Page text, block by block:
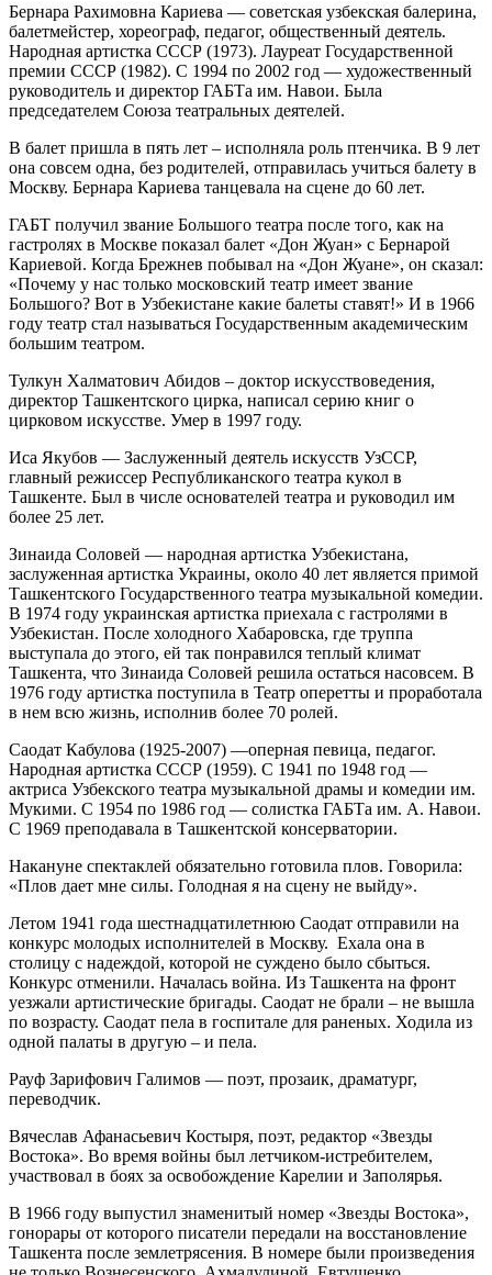
Бернара Рахимовна Кариева — советская узбекская балерина,
балетмейстер, хореограф, педагог, общественный деятель.
Народная артистка СССР (1973). Лауреат Государственной
премии СССР (1982). С 1994 по 2002 год — художественный
руководитель и директор ГАБТа им. Навои. Была
председателем Союза театральных деятелей.
В балет пришла в пять лет – исполняла роль птенчика. В 9 лет
она совсем одна, без родителей, отправилась учиться балету в
Москву. Бернара Кариева танцевала на сцене до 60 лет.
ГАБТ получил звание Большого театра после того, как на
гастролях в Москве показал балет «Дон Жуан» с Бернарой
Кариевой. Когда Брежнев побывал на «Дон Жуане», он сказал:
«Почему у нас только московский театр имеет звание
Большого? Вот в Узбекистане какие балеты ставят!» И в 1966
году театр стал называться Государственным академическим
большим театром.
Тулкун Халматович Абидов – доктор искусствоведения,
директор Ташкентского цирка, написал серию книг о
цирковом искусстве. Умер в 1997 году.
Иса Якубов — Заслуженный деятель искусств УзССР,
главный режиссер Республиканского театра кукол в
Ташкенте. Был в числе основателей театра и руководил им
более 25 лет.
Зинаида Соловей — народная артистка Узбекистана,
заслуженная артистка Украины, около 40 лет является примой
Ташкентского Государственного театра музыкальной комедии.
В 1974 году украинская артистка приехала с гастролями в
Узбекистан. После холодного Хабаровска, где труппа
выступала до этого, ей так понравился теплый климат
Ташкента, что Зинаида Соловей решила остаться насовсем. В
1976 году артистка поступила в Театр оперетты и проработала
в нем всю жизнь, исполнив более 70 ролей.
Саодат Кабулова (1925-2007) —оперная певица, педагог.
Народная артистка СССР (1959). С 1941 по 1948 год —
актриса Узбекского театра музыкальной драмы и комедии им.
Мукими. С 1954 по 1986 год — солистка ГАБТа им. А. Навои.
С 1969 преподавала в Ташкентской консерватории.
Накануне спектаклей обязательно готовила плов. Говорила:
«Плов дает мне силы. Голодная я на сцену не выйду».
Летом 1941 года шестнадцатилетнюю Саодат отправили на
конкурс молодых исполнителей в Москву. Ехала она в
столицу с надеждой, которой не суждено было сбыться.
Конкурс отменили. Началась война. Из Ташкента на фронт
уезжали артистические бригады. Саодат не брали – не вышла
по возрасту. Саодат пела в госпитале для раненых. Ходила из
одной палаты в другую – и пела.
Рауф Зарифович Галимов — поэт, прозаик, драматург,
переводчик.
Вячеслав Афанасьевич Костыря, поэт, редактор «Звезды
Востока». Во время войны был летчиком-истребителем,
участвовал в боях за освобождение Карелии и Заполярья.
В 1966 году выпустил знаменитый номер «Звезды Востока»,
гонорары от которого писатели передали на восстановление
Ташкента после землетрясения. В номере были произведения